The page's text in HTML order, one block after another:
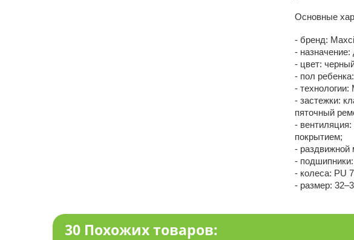
Основные
- бренд:
- назначение:
- цвет:
- пол
- технологии:
- застежки:
пяточный
-
покрытием;
- раздвижной
-
- колеса: PU
- размер:
30 Похожих товаров: